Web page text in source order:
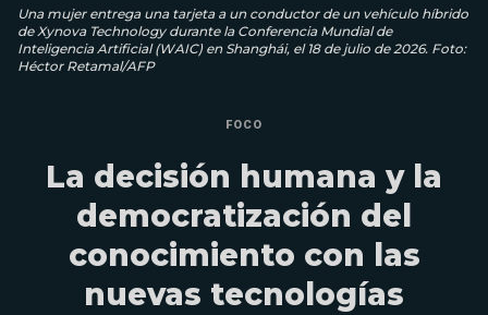
Una mujer entrega una tarjeta a un conductor de un vehículo híbrido
de Xynova Technology durante la Conferencia Mundial de
Inteligencia Artificial (WAIC) en Shanghái, el 18 de julio de 2026. Foto:
Héctor Retamal/AFP
FOCO
La decisión humana y la
democratización del
conocimiento con las
nuevas tecnologías